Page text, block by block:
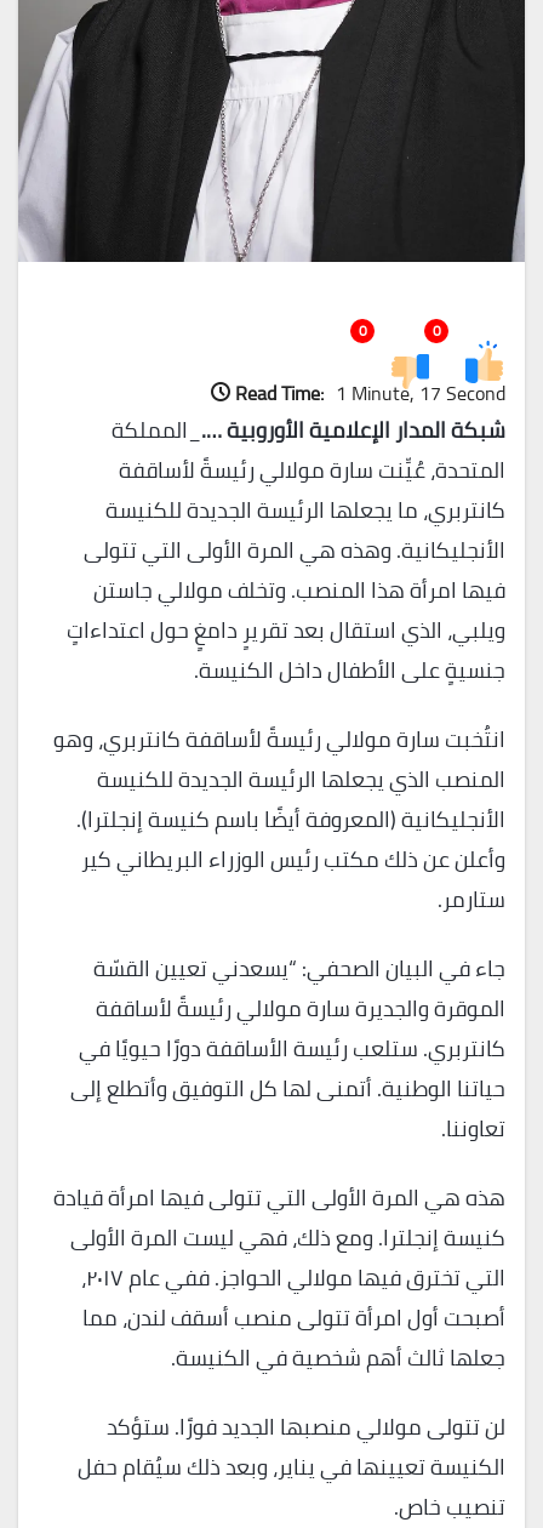
0
0
Read Time: 1 Minute, 17 Second
شبكة المدار الإعلامية الأوروبية …._المملكة
المتحدة، عُيِّنت سارة مولالي رئيسةً لأساقفة
كانتربري، ما يجعلها الرئيسة الجديدة للكنيسة
الأنجليكانية. وهذه هي المرة الأولى التي تتولى
فيها امرأة هذا المنصب. وتخلف مولالي جاستن
ويلبي، الذي استقال بعد تقريرٍ دامغٍ حول اعتداءاتٍ
جنسيةٍ على الأطفال داخل الكنيسة.
انتُخبت سارة مولالي رئيسةً لأساقفة كانتربري، وهو
المنصب الذي يجعلها الرئيسة الجديدة للكنيسة
الأنجليكانية (المعروفة أيضًا باسم كنيسة إنجلترا).
وأعلن عن ذلك مكتب رئيس الوزراء البريطاني كير
ستارمر.
جاء في البيان الصحفي: “يسعدني تعيين القسّة
الموقرة والجديرة سارة مولالي رئيسةً لأساقفة
كانتربري. ستلعب رئيسة الأساقفة دورًا حيويًا في
حياتنا الوطنية. أتمنى لها كل التوفيق وأتطلع إلى
تعاوننا.
هذه هي المرة الأولى التي تتولى فيها امرأة قيادة
كنيسة إنجلترا. ومع ذلك، فهي ليست المرة الأولى
التي تخترق فيها مولالي الحواجز. ففي عام ٢٠١٧،
أصبحت أول امرأة تتولى منصب أسقف لندن، مما
جعلها ثالث أهم شخصية في الكنيسة.
لن تتولى مولالي منصبها الجديد فورًا. ستؤكد
الكنيسة تعيينها في يناير، وبعد ذلك سيُقام حفل
تنصيب خاص.